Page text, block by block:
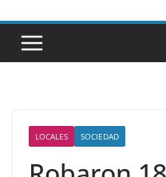
LOCALES SOCIEDAD